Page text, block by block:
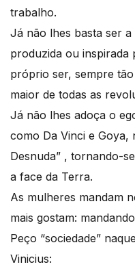
trabalho.
Já não lhes basta ser
produzida ou inspirada
próprio ser, sempre
maior de todas as
Já não lhes adoça o
como Da Vinci e Goya,
Desnuda” , tornando-
a face da Terra.
As mulheres mandam
mais gostam:
Peço “sociedade”
Vinicius: